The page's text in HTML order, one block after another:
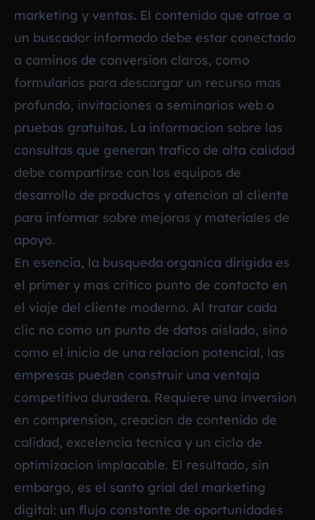
marketing y ventas. El contenido que atrae a
un buscador informado debe estar conectado
a caminos de conversion claros, como
formularios para descargar un recurso mas
profundo, invitaciones a seminarios web o
pruebas gratuitas. La informacion sobre las
consultas que generan trafico de alta calidad
debe compartirse con los equipos de
desarrollo de productos y atencion al cliente
para informar sobre mejoras y materiales de
apoyo.
En esencia, la busqueda organica dirigida es
el primer y mas critico punto de contacto en
el viaje del cliente moderno. Al tratar cada
clic no como un punto de datos aislado, sino
como el inicio de una relacion potencial, las
empresas pueden construir una ventaja
competitiva duradera. Requiere una inversion
en comprension, creacion de contenido de
calidad, excelencia tecnica y un ciclo de
optimizacion implacable. El resultado, sin
embargo, es el santo grial del marketing
digital: un flujo constante de oportunidades